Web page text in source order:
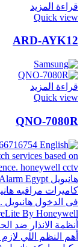
قراءة المزيد
Quick view
ARD-AYK12
قراءة المزيد
Quick view
QNO-7080R